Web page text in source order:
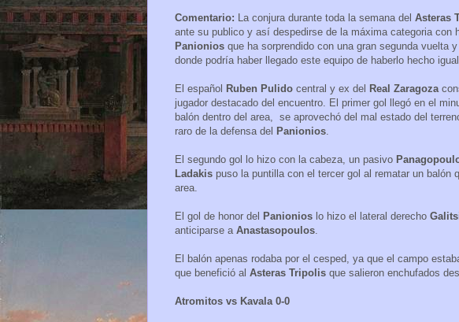
Comentario: La conjura durante toda la semana del Asteras
ante su publico y así despedirse de la máxima categoria con
Panionios que ha sorprendido con una gran segunda vuelta
donde podría haber llegado este equipo de haberlo hecho
El español Ruben Pulido central y ex del Real Zaragoza
jugador destacado del encuentro. El primer gol llegó en el
balón dentro del area, se aprovechó del mal estado del
raro de la defensa del Panionios
El segundo gol lo hizo con la cabeza, un pasivo
Ladakis puso la puntilla con el tercer gol al rematar un balón
area.
El gol de honor del Panionios lo hizo el lateral derecho
anticiparse a Anastasopoulos
El balón apenas rodaba por el cesped, ya que el campo
que benefició al Asteras Tripolis que salieron enchufados
Atromitos vs Kavala 0-0